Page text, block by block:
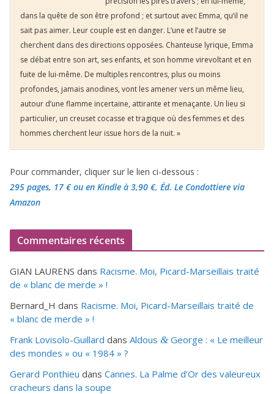
dans la quête de son être profond ; et surtout avec Emma, qu’il ne
sait pas aimer. Leur couple est en danger. L’une et l’autre se
cherchent dans des directions opposées. Chanteuse lyrique, Emma
se débat entre son art, ses enfants, et son homme virevoltant et en
fuite de lui-même. De multiples rencontres, plus ou moins
profondes, jamais anodines, vont les amener vers un même lieu,
autour d’une flamme incertaine, attirante et menaçante. Un lieu si
particulier, un creuset cocasse et tragique où des femmes et des
hommes cherchent leur issue hors de la nuit. »
Pour commander, cliquer sur le lien ci-dessous :
295 pages, 17 €ou en Kindle à 3,90 €, Éd. Le Condottiere via
Amazon
Commentaires récents
GIAN LAURENS dans Racisme. Moi, Picard-Marseillais traité
de « blanc de merde » !
Bernard_H dans Racisme. Moi, Picard-Marseillais traité de
« blanc de merde » !
Frank Lovisolo-Guillard dans Aldous & George : « Le meilleur
des mondes » ou « 1984 » ?
Gerard Ponthieu dans Cannes. La Palme d’Or des valeureux
cracheurs dans la soupe